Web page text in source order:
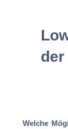
der
Welche